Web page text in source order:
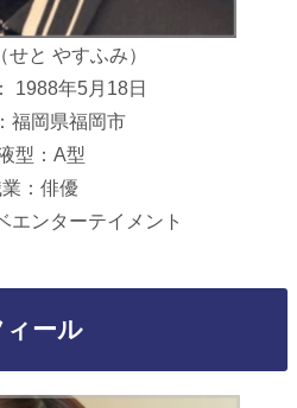
と やすふみ）
1988年5月18日
福岡県福岡市
型：A型
：俳優
エンターテイメント
ィール